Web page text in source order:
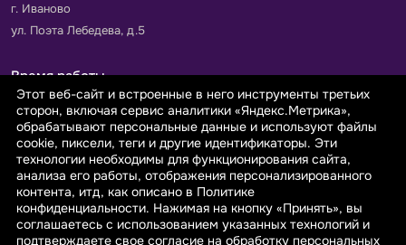
г. Иваново
ул. Поэта Лебедева, д.5
Время работы
Пн-Пт с 9.00 до 18.00
Сб-Вс: выходной
Принимаем к оплате
Этот веб-сайт и встроенные в него инструменты третьих
сторон, включая сервис аналитики «Яндекс.Метрика»,
обрабатывают персональные данные и используют файлы
cookie, пиксели, теги и другие идентификаторы. Эти
технологии необходимы для функционирования сайта,
анализа его работы, отображения персонализированного
контента, итд, как описано в Политике
конфиденциальности. Нажимая на кнопку «Принять», вы
соглашаетесь с использованием указанных технологий и
подтверждаете свое согласие на обработку персональных